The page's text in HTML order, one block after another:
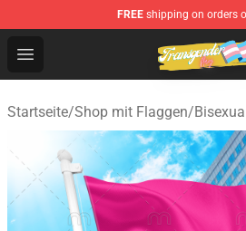
FREE shipping on orders
Open menu
Transgender Flag Store - The
Startseite/Shop mit Flaggen/